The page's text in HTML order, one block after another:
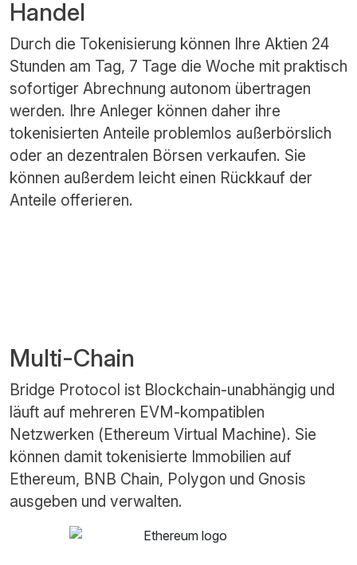
Handel
Durch die Tokenisierung können Ihre Aktien 24
Stunden am Tag, 7 Tage die Woche mit praktisch
sofortiger Abrechnung autonom übertragen
werden. Ihre Anleger können daher ihre
tokenisierten Anteile problemlos außerbörslich
oder an dezentralen Börsen verkaufen. Sie
können außerdem leicht einen Rückkauf der
Anteile offerieren.
Multi-Chain
Bridge Protocol ist Blockchain-unabhängig und
läuft auf mehreren EVM-kompatiblen
Netzwerken (Ethereum Virtual Machine). Sie
können damit tokenisierte Immobilien auf
Ethereum, BNB Chain, Polygon und Gnosis
ausgeben und verwalten.